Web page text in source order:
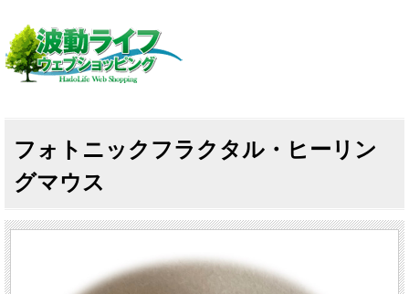
フォトニックフラクタル・ヒーリン
グマウス